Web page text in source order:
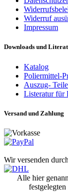
Widerruf
Impressum
Downloads und
Katalog
Poliermittel-
Auszug-
Listeratur für
Versand und Zahlung
Wir versenden durch
Alle hier